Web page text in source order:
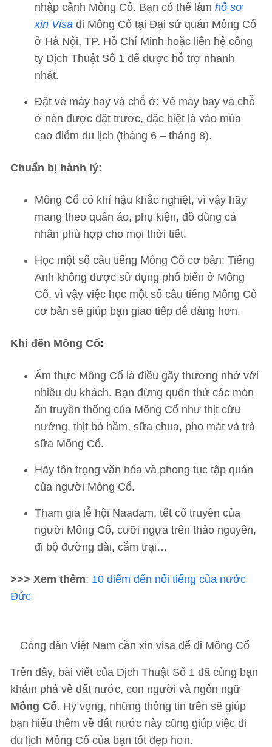
nhập cảnh Mông Cổ. Bạn có thể làm hồ sơ
xin Visa đi Mông Cổ tại Đại sứ quán Mông Cổ
ở Hà Nội, TP. Hồ Chí Minh hoặc liên hệ công
ty Dịch Thuật Số 1 để được hỗ trợ nhanh
nhất.
Đặt vé máy bay và chỗ ở: Vé máy bay và chỗ
ở nên được đặt trước, đặc biệt là vào mùa
cao điểm du lịch (tháng 6 – tháng 8).
Chuẩn bị hành lý:
Mông Cổ có khí hậu khắc nghiệt, vì vậy hãy
mang theo quần áo, phụ kiện, đồ dùng cá
nhân phù hợp cho mọi thời tiết.
Học một số câu tiếng Mông Cổ cơ bản: Tiếng
Anh không được sử dụng phổ biến ở Mông
Cổ, vì vậy việc học một số câu tiếng Mông Cổ
cơ bản sẽ giúp bạn giao tiếp dễ dàng hơn.
Khi đến Mông Cổ:
Ẩm thực Mông Cổ là điều gây thương nhớ với
nhiều du khách. Bạn đừng quên thử các món
ăn truyền thống của Mông Cổ như thịt cừu
nướng, thịt bò hầm, sữa chua, pho mát và trà
sữa Mông Cổ.
Hãy tôn trọng văn hóa và phong tục tập quán
của người Mông Cổ.
Tham gia lễ hội Naadam, tết cổ truyền của
người Mông Cổ, cưỡi ngựa trên thảo nguyên,
đi bộ đường dài, cắm trại…
>>> Xem thêm: 10 điểm đến nổi tiếng của nước
Đức
Công dân Việt Nam cần xin visa để đi Mông Cổ
Trên đây, bài viết của Dịch Thuật Số 1 đã cùng bạn
khám phá về đất nước, con người và ngôn ngữ
Mông Cổ. Hy vọng, những thông tin trên sẽ giúp
bạn hiểu thêm về đất nước này cũng giúp việc đi
du lịch Mông Cổ của bạn tốt đẹp hơn.